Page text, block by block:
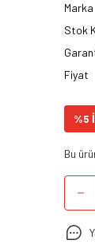
Marka
Stok
Fiyat
%5
Bu